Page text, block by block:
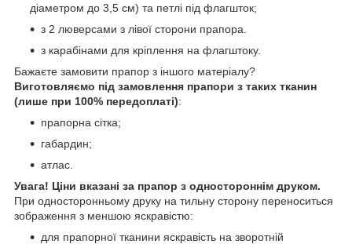
діаметром до 3,5 см) та петлі під флагшток;
з 2 люверсами з лівої сторони прапора.
з карабінами для кріплення на флагштоку.
Бажаєте замовити прапор з іншого матеріалу?
Виготовляємо під замовлення прапори з таких тканин
(лише при 100% передоплаті):
прапорна сітка;
габардин;
атлас.
Увага! Ціни вказані за прапор з одностороннім друком.
При односторонньому друку на тильну сторону переноситься
зображення з меншою яскравістю:
для прапорної тканини яскравість на зворотній